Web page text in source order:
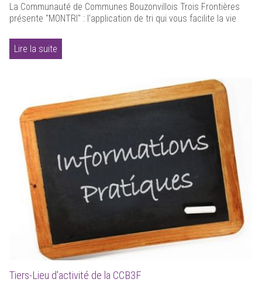
La Communauté de Communes Bouzonvillois Trois Frontières
présente "MONTRI" : l'application de tri qui vous facilite la vie
Lire la suite
Tiers-Lieu d'activité de la CCB3F